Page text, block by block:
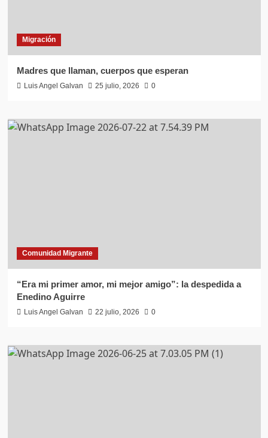
Migración
Madres que llaman, cuerpos que esperan
Luis Angel Galvan 25 julio, 2026 0
Comunidad Migrante
“Era mi primer amor, mi mejor amigo”: la despedida a
Enedino Aguirre
Luis Angel Galvan 22 julio, 2026 0